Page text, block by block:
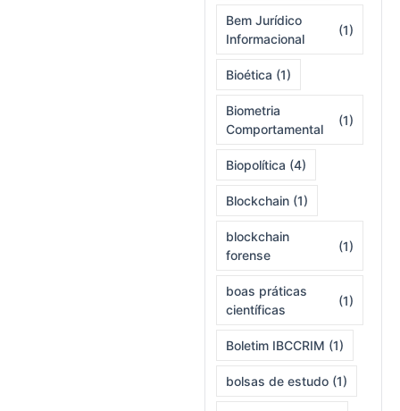
Bem Jurídico
Informacional
(1)
Bioética (1)
Biometria
Comportamental
(1)
Biopolítica (4)
Blockchain (1)
blockchain
forense
(1)
boas práticas
científicas
(1)
Boletim IBCCRIM (1)
bolsas de estudo (1)